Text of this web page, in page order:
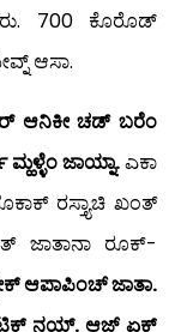
700 ಕೊರೊಡ್
ಆಸಾ.
ಆನಿಕೀ ಚಡ್ ಬರೆಂ
ಜಾಯ್ನಾ.ಎಕಾ
ರಸ್ತ್ಯಾಚಿ ಖಂತ್
ಜಾತಾನಾ ರೂಕ್-
ಆಪಾಪಿಂಚ್ ಜಾತಾ.
ನ್ಹಯ್. ಆಜ್ ಏಕ್